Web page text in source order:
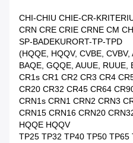
CHI-CHIU CHIE-CR-
CRN CRE CRIE CRNE CM
SP-BADEKURORT-TP-TPD
(HQQE, HQQV, CVBE,
BAQE, GQQE, AUUE, RUUE,
CR1s CR1 CR2 CR3 CR4
CR20 CR32 CR45 CR64
CRN1s CRN1 CRN2 CRN3
CRN15 CRN16 CRN20
HQQE HQQV
TP25 TP32 TP40 TP50